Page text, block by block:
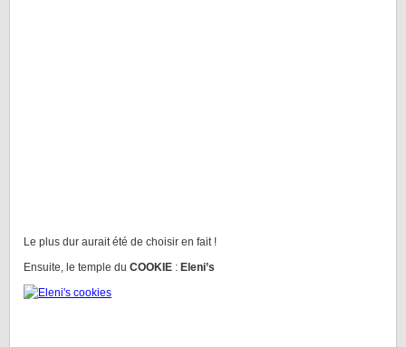
Le plus dur aurait été de choisir en fait !
Ensuite, le temple du COOKIE : Eleni’s